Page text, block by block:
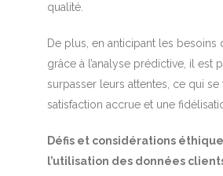
qualité.
De plus, en anticipant les besoins
grâce à l’analyse prédictive, il est
surpasser leurs attentes, ce qui se
satisfaction accrue et une
Défis et considérations
l’utilisation des données